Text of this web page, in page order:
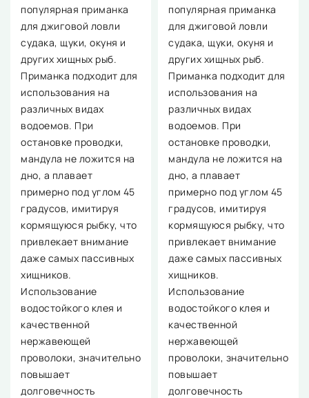
популярная приманка
для джиговой ловли
судака, щуки, окуня и
других хищных рыб.
Приманка подходит для
использования на
различных видах
водоемов. При
остановке проводки,
мандула не ложится на
дно, а плавает
примерно под углом 45
градусов, имитируя
кормящуюся рыбку, что
привлекает внимание
даже самых пассивных
хищников.
Использование
водостойкого клея и
качественной
нержавеющей
проволоки, значительно
повышает
долговечность
популярная приманка
для джиговой ловли
судака, щуки, окуня и
других хищных рыб.
Приманка подходит для
использования на
различных видах
водоемов. При
остановке проводки,
мандула не ложится на
дно, а плавает
примерно под углом 45
градусов, имитируя
кормящуюся рыбку, что
привлекает внимание
даже самых пассивных
хищников.
Использование
водостойкого клея и
качественной
нержавеющей
проволоки, значительно
повышает
долговечность